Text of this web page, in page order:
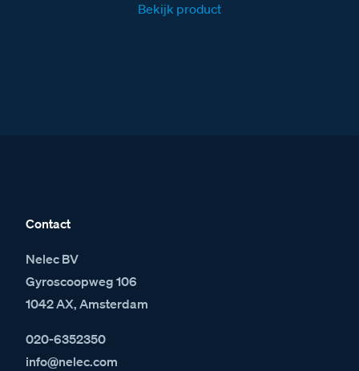
Bekijk product
Contact
Nelec BV
Gyroscoopweg 106
1042 AX, Amsterdam
020-6352350
info@nelec.com